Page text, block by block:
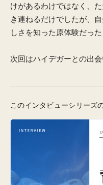
けがあるわけではなく、
き連ねるだけでしたが、
しさを知った原体験だった
次回はハイデガーとの出会
このインタビューシリーズ